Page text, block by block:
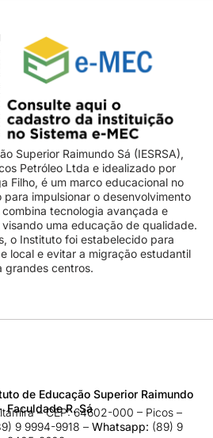
Superior Raimundo Sá (IESRSA),
Petróleo Ltda e idealizado por
Filho, é um marco educacional no
para impulsionar o desenvolvimento
combina tecnologia avançada e
uma educação de qualidade.
o Instituto foi estabelecido para
local e evitar a migração estudantil
grandes centros.
de Educação Superior Raimundo
Faculdade R. Sá
– CEP: 64602-000 – Picos –
9 9994-9918​ – Whatsapp: (89) 9